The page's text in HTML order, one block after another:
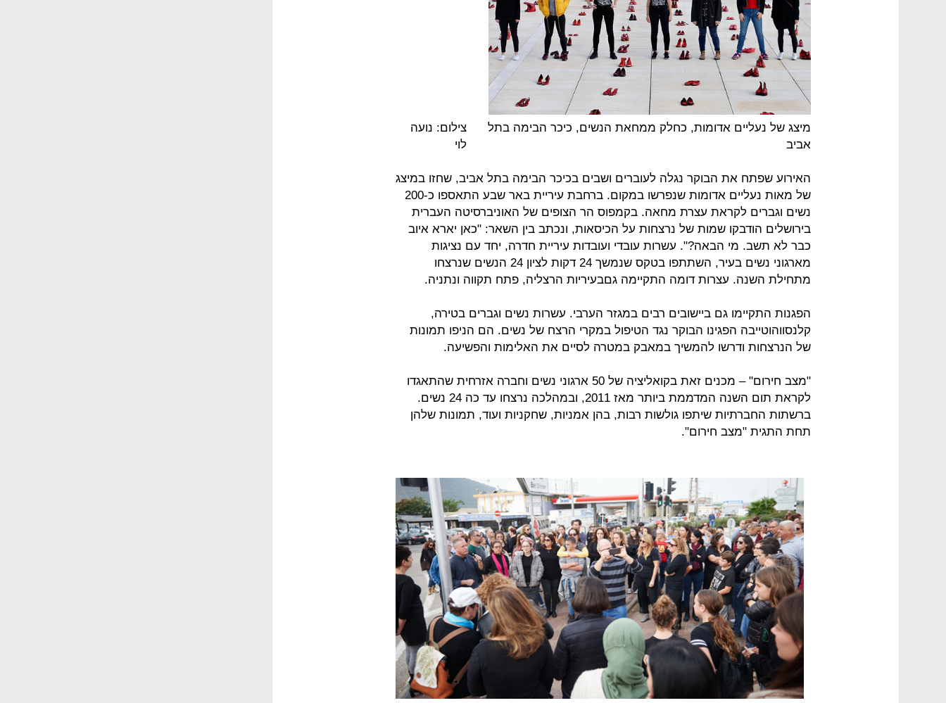
מיצג של נעליים אדומות, כחלק ממחאת הנשים, כיכר הבימה בתל
אביב
צילום: נועה
לוי
האירוע שפתח את הבוקר נגלה לעוברים ושבים בכיכר הבימה בתל אביב, שחזו במיצג
של מאות נעליים אדומות שנפרשו במקום. ברחבת עיריית באר שבע התאספו כ-200
נשים וגברים לקראת עצרת מחאה. בקמפוס הר הצופים של האוניברסיטה העברית
בירושלים הודבקו שמות של נרצחות על הכיסאות, ונכתב בין השאר: "כאן יארא איוב
כבר לא תשב. מי הבאה?". עשרות עובדי ועובדות עיריית חדרה, יחד עם נציגות
מארגוני נשים בעיר, השתתפו בטקס שנמשך 24 דקות לציון 24 הנשים שנרצחו
מתחילת השנה. עצרות דומה התקיימה גםבעיריות הרצליה, פתח תקווה ונתניה.
הפגנות התקיימו גם ביישובים רבים במגזר הערבי. עשרות נשים וגברים בטירה,
קלנסווהוטייבה הפגינו הבוקר נגד הטיפול במקרי הרצח של נשים. הם הניפו תמונות
של הנרצחות ודרשו להמשיך במאבק במטרה לסיים את האלימות והפשיעה.
"מצב חירום" – מכנים זאת בקואליציה של 50 ארגוני נשים וחברה אזרחית שהתאגדו
לקראת תום השנה המדממת ביותר מאז 2011, ובמהלכה נרצחו עד כה 24 נשים.
ברשתות החברתיות שיתפו גולשות רבות, בהן אמניות, שחקניות ועוד, תמונות שלהן
תחת התגית "מצב חירום".